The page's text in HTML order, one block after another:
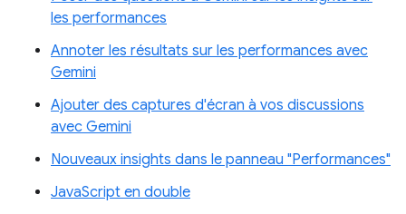
les performances
Annoter les résultats sur les performances avec
Gemini
Ajouter des captures d'écran à vos discussions
avec Gemini
Nouveaux insights dans le panneau "Performances"
JavaScript en double